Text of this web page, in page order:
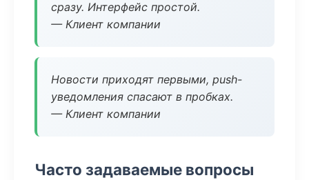
сразу. Интерфейс простой.
— Клиент компании
Новости приходят первыми, push-
уведомления спасают в пробках.
— Клиент компании
Часто задаваемые вопросы